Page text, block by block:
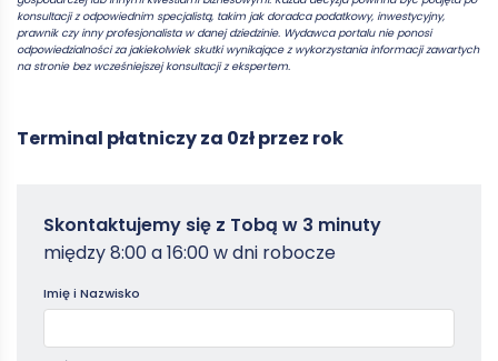
konsultacji z odpowiednim specjalistą, takim jak doradca podatkowy, inwestycyjny,
prawnik czy inny profesjonalista w danej dziedzinie. Wydawca portalu nie ponosi
odpowiedzialności za jakiekolwiek skutki wynikające z wykorzystania informacji zawartych
na stronie bez wcześniejszej konsultacji z ekspertem.
Terminal płatniczy za 0zł przez rok
Zamowterminal
Poradniki
Skontaktujemy się z Tobą w 3 minuty
między 8:00 a 16:00 w dni robocze
Imię i Nazwisko